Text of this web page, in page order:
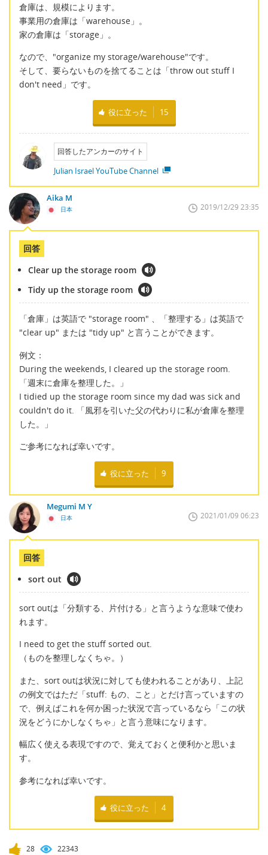
倉庫は、規模によります。
事業用の倉庫は「warehouse」。
家の倉庫は「storage」。
なので、"organize my storage/warehouse"です。
そして、要らないものを捨てることは「throw out stuff I
don't need」です。
役に立った 15
回答したアンカーのサイト
Julian Israel YouTube Channel
Aika M
日本 2019/12/29 23:35
回答
Clear up the storage room
Tidy up the storage room
「倉庫」は英語で "storage room" 、「整理する」は英語で
"clear up" または "tidy up" と言うことができます。
例文：
During the weekends, I cleared up the storage room.
「週末に倉庫を整理した。」
I tidied up the storage room since my dad was sick and
couldn't do it. 「風邪を引いた父の代わりに私が倉庫を整理
した。」
ご参考になれば幸いです。
役に立った 9
Megumi M Y
日本 2021/01/09 06:23
回答
sort out
sort outは「分類する、片付ける」と言うような意味で使わ
れます。
I need to get the stuff sorted out.
（ものを整理しなくちゃ。）
また、sort outは状況に対しても使われることがあり、上記
の例文ではただ「stuff: もの、こと」とだけ言っていますの
で、例えばこれを何か困った状況で言っているなら「この状
況をどうにかしなくちゃ」と言う意味になります。
幅広く使える表現ですので、覚えておくと便利かと思いま
す。
参考になれば幸いです。
役に立った 4
28 22343